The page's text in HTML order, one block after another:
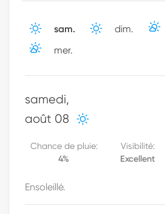
sam. dim.
mer.
samedi,
août 08
Chance de pluie:
4%
Visibilité:
Excellent
Ensoleillé.